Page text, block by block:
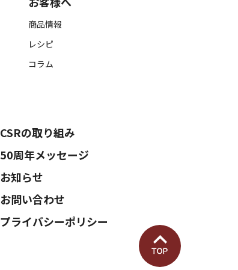
商品情報
レシピ
コラム
CSRの取り組み
50周年メッセージ
お知らせ
お問い合わせ
プライバシーポリシー